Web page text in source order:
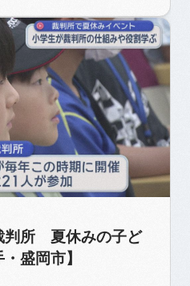
判所 夏休みの子ど
盛岡市】